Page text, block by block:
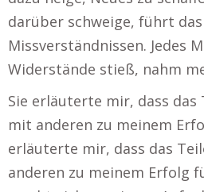
darüber schweige, führt
Missverständnissen. Jedes
Widerstände stieß, nahm
Sie erläuterte mir, dass das
mit anderen zu meinem
erläuterte mir, dass das
anderen zu meinem Erfolg